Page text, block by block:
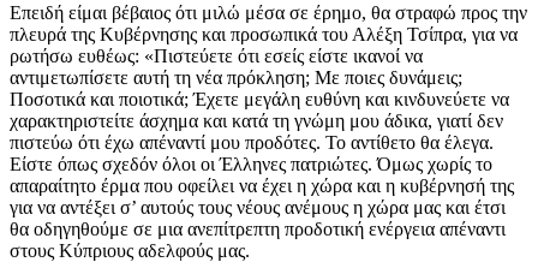
Επειδή είμαι βέβαιος ότι μιλώ μέσα σε έρημο, θα στραφώ προς την
πλευρά της Κυβέρνησης και προσωπικά του Αλέξη Τσίπρα, για να
ρωτήσω ευθέως: «Πιστεύετε ότι εσείς είστε ικανοί να
αντιμετωπίσετε αυτή τη νέα πρόκληση; Με ποιες δυνάμεις;
Ποσοτικά και ποιοτικά; Έχετε μεγάλη ευθύνη και κινδυνεύετε να
χαρακτηριστείτε άσχημα και κατά τη γνώμη μου άδικα, γιατί δεν
πιστεύω ότι έχω απέναντί μου προδότες. Το αντίθετο θα έλεγα.
Είστε όπως σχεδόν όλοι οι Έλληνες πατριώτες. Όμως χωρίς το
απαραίτητο έρμα που οφείλει να έχει η χώρα και η κυβέρνησή της
για να αντέξει σ’ αυτούς τους νέους ανέμους η χώρα μας και έτσι
θα οδηγηθούμε σε μια ανεπίτρεπτη προδοτική ενέργεια απέναντι
στους Κύπριους αδελφούς μας.